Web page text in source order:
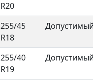
R20
255/45
R18
Допустимый
255/40
R19
Допустимый